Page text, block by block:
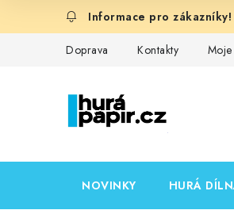
Doprava Kontakty
NOVINKY HURÁ